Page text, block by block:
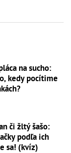
na sucho:
kedy pocítime
či žltý šašo:
podľa ich
sa! (kvíz)